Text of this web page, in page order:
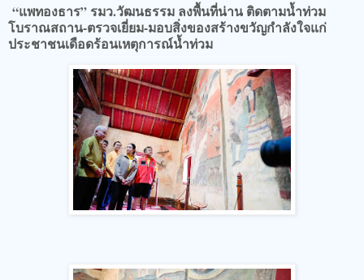
“แพทองธาร” รมว.วัฒนธรรม ลงพื้นที่น่าน ติดตามน้ำท่วม
โบราณสถาน-ตรวจเยี่ยม-มอบสิ่งของสร้างขวัญกำลังใจแก่
ประชาชนเดือดร้อนเหตุการณ์น้ำท่วม